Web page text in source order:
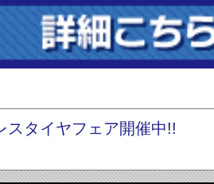
スタイヤフェア開催中!!